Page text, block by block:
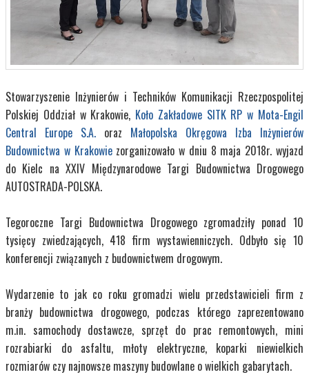
Stowarzyszenie Inżynierów i Techników Komunikacji Rzeczpospolitej
Polskiej Oddział w Krakowie, Koło Zakładowe SITK RP w Mota-Engil
Central Europe S.A. oraz Małopolska Okręgowa Izba Inżynierów
Budownictwa w Krakowiezorganizowało w dniu 8 maja 2018r. wyjazd
do Kielc na XXIV Międzynarodowe Targi Budownictwa Drogowego
AUTOSTRADA-POLSKA.
Tegoroczne Targi Budownictwa Drogowego zgromadziły ponad 10
tysięcy zwiedzających, 418 firm wystawienniczych. Odbyło się 10
konferencji związanych z budownictwem drogowym.
Wydarzenie to jak co roku gromadzi wielu przedstawicieli firm z
branży budownictwa drogowego, podczas którego zaprezentowano
m.in. samochody dostawcze, sprzęt do prac remontowych, mini
rozrabiarki do asfaltu, młoty elektryczne, koparki niewielkich
rozmiarów czy najnowsze maszyny budowlane o wielkich gabarytach.